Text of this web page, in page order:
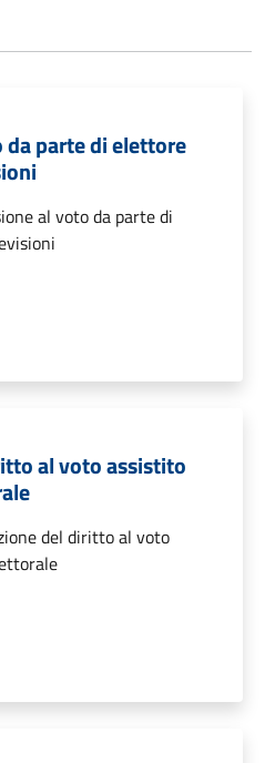
parte di elettore
al voto da parte di
al voto assistito
del diritto al voto